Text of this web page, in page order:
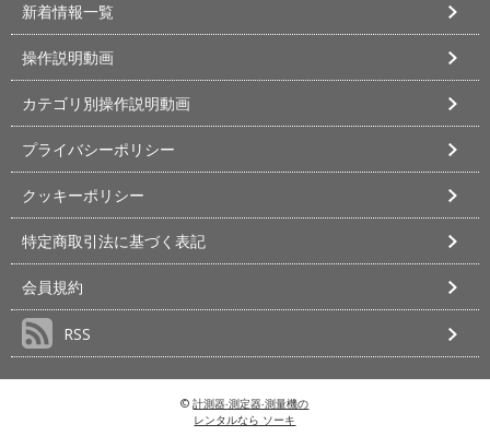
新着情報一覧
操作説明動画
カテゴリ別操作説明動画
プライバシーポリシー
クッキーポリシー
特定商取引法に基づく表記
会員規約
RSS
©計測器‧測定器‧測量機の
レンタルなら ソーキ